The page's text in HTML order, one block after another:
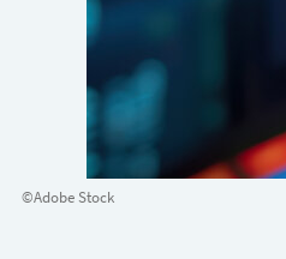
©Adobe Stock